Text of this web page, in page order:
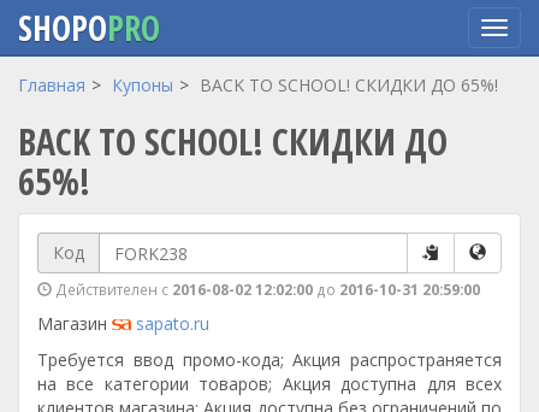
Перейти
основному
содержанию
SHOPOPRO
Главная Купоны BACK TO SCHOOL! СКИДКИ ДО 65%!
BACK TO SCHOOL! СКИДКИ ДО
65%!
Код
Действителен с 2016-08-02 12:02:00 до 2016-10-31 20:59:00
Магазин
sapato.ru
Требуется ввод промо-кода; Акция распространяется
на все категории товаров; Акция доступна для всех